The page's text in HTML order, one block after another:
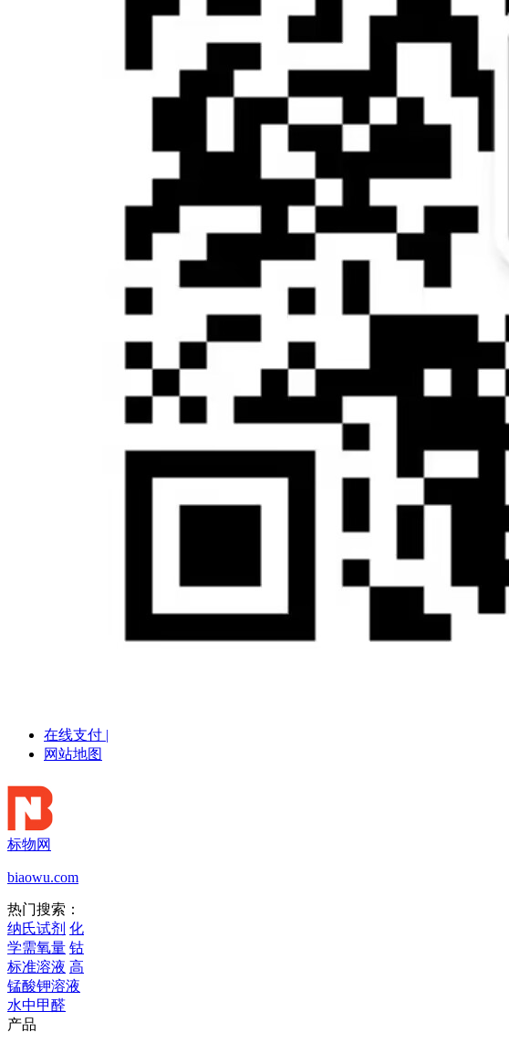
在线支付 |
网站地图
标物网
biaowu.com
热门搜索：
纳氏试剂 化
学需氧量 钴
标准溶液 高
锰酸钾溶液
水中甲醛
产品